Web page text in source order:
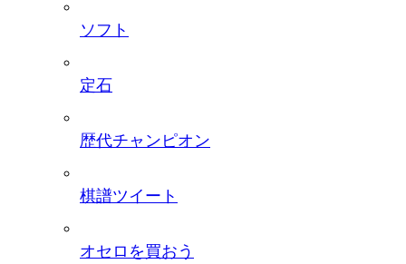
ソフト
定石
歴代チャンピオン
棋譜ツイート
オセロを買おう